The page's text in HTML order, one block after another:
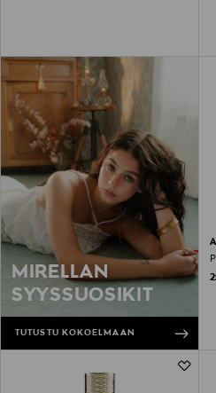
MIRELLAN
SYYSSUOSIKIT
TUTUSTU KOKOELMAAN